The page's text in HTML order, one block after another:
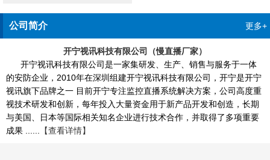
公司简介 更多+
开宁视讯科技有限公司（慢直播厂家）
开宁视讯科技有限公司是一家集研发、生产、销售与服务于一体
的安防企业，2010年在深圳组建开宁视讯科技有限公司，开宁是开宁
视讯旗下品牌之一 目前开宁专注监控直播系统解决方案，公司高度重
视技术研发和创新，每年投入大量资金用于新产品开发和创造，长期
与美国、日本等国际相关知名企业进行技术合作，并取得了多项重要
成果 ......
【查看详情】